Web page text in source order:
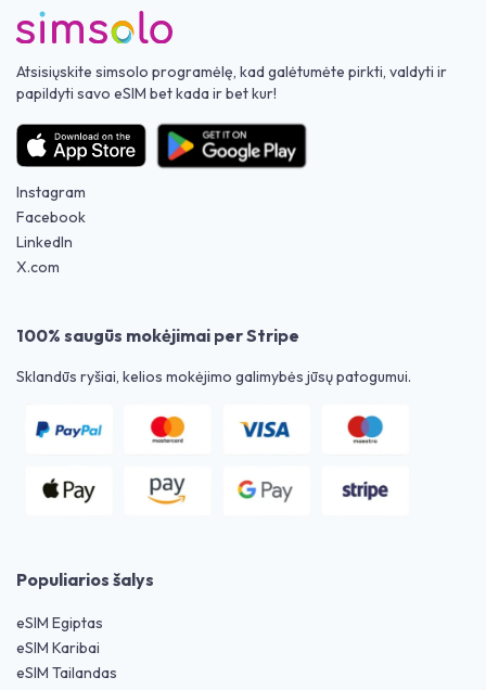
Atsisiųskite simsolo programėlę, kad galėtumėte pirkti, valdyti ir
papildyti savo eSIM bet kada ir bet kur!
Instagram
Facebook
LinkedIn
X.com
100% saugūs mokėjimai per Stripe
Sklandūs ryšiai, kelios mokėjimo galimybės jūsų patogumui.
Populiarios šalys
eSIM Egiptas
eSIM Karibai
eSIM Tailandas